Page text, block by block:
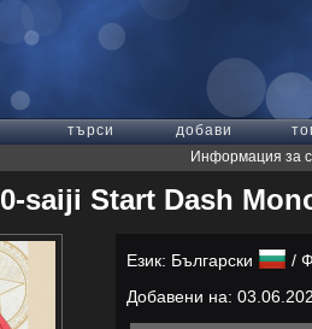
търси добави
Информация за
0-saiji Start Dash
Език: Български
/
Добавени на: